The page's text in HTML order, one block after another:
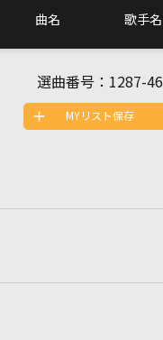
曲名 歌手名
選曲番号： 1287-46
MYリスト保存